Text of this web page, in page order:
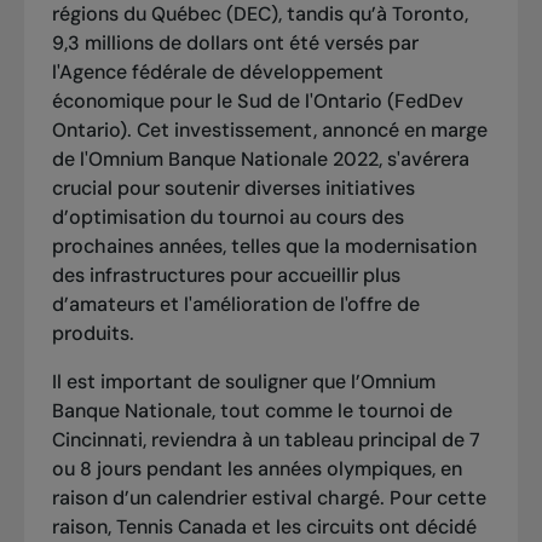
régions du Québec (DEC), tandis qu’à Toronto,
9,3 millions de dollars ont été versés par
l'Agence fédérale de développement
économique pour le Sud de l'Ontario (FedDev
Ontario). Cet investissement, annoncé en marge
de l'Omnium Banque Nationale 2022, s'avérera
crucial pour soutenir diverses initiatives
d’optimisation du tournoi au cours des
prochaines années, telles que la modernisation
des infrastructures pour accueillir plus
d’amateurs et l'amélioration de l'offre de
produits.
Il est important de souligner que l’Omnium
Banque Nationale, tout comme le tournoi de
Cincinnati, reviendra à un tableau principal de 7
ou 8 jours pendant les années olympiques, en
raison d’un calendrier estival chargé. Pour cette
raison, Tennis Canada et les circuits ont décidé